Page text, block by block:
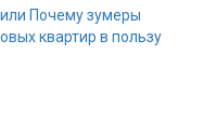
Почему зумеры
квартир в пользу